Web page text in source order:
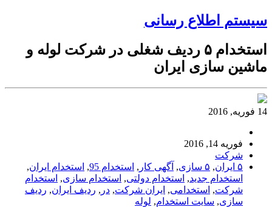
سیستم اطلاع رسانی
استخدام ۵ ردیف شغلی در شرکت لوله و
ماشین سازی ایران
14 فوریه, 2016
فوریه 14, 2016
شرکت
۵ ایران
, ۵ سازی , آگهی کار , استخدام 95 , استخدام ایران,
استخدام جدید, استخدام دولتی, استخدام سازی, استخدام
شرکت, استخدامی, ایران شرکت, در , ردیف ایران, ردیف
سازی, سایت استخدام, لوله